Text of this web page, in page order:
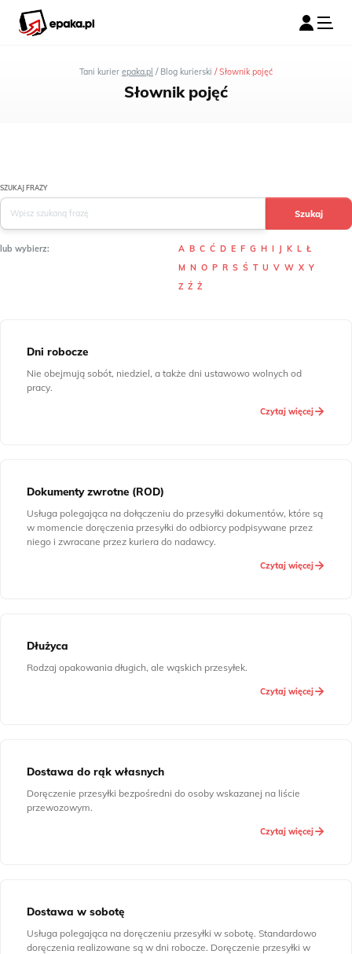
Tani kurier epaka.pl / Blog kurierski / Słownik pojęć
Słownik pojęć
SZUKAJ FRAZY
lub wybierz: A B C Ć D E F G H I J K L Ł
M N O P R S Ś T U V W X Y
Z Ź Ż
Dni robocze
Nie obejmują sobót, niedziel, a także dni ustawowo wolnych od
pracy.
Czytaj więcej
Dokumenty zwrotne (ROD)
Usługa polegająca na dołączeniu do przesyłki dokumentów, które są
w momencie doręczenia przesyłki do odbiorcy podpisywane przez
niego i zwracane przez kuriera do nadawcy.
Czytaj więcej
Dłużyca
Rodzaj opakowania długich, ale wąskich przesyłek.
Czytaj więcej
Dostawa do rąk własnych
Doręczenie przesyłki bezpośredni do osoby wskazanej na liście
przewozowym.
Czytaj więcej
Dostawa w sobotę
Usługa polegająca na doręczeniu przesyłki w sobotę. Standardowo
doręczenia realizowane są w dni robocze. Doręczenie przesyłki w